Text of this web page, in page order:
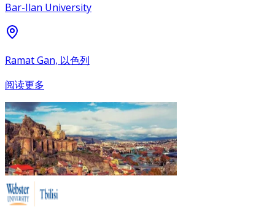
Bar-Ilan University
Ramat Gan, 以色列
阅读更多